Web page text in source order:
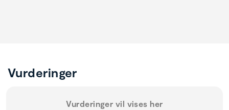
Vurderinger
Vurderinger vil vises her